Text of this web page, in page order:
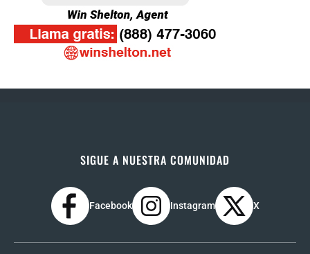
SIGUE A NUESTRA COMUNIDAD
Facebook Instagram X